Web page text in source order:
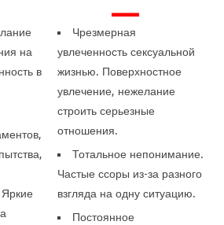
на
в
—
Чрезмерная
увлеченность сексуальной
жизнью. Поверхностное
увлечение, нежелание
строить серьезные
отношения.
Тотальное непонимание.
Частые ссоры из-за разного
взгляда на одну ситуацию.
Постоянное